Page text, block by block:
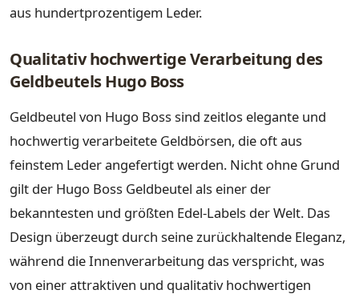
aus hundertprozentigem Leder.
Qualitativ hochwertige Verarbeitung des
Geldbeutels Hugo Boss
Geldbeutel von Hugo Boss sind zeitlos elegante und
hochwertig verarbeitete Geldbörsen, die oft aus
feinstem Leder angefertigt werden. Nicht ohne Grund
gilt der Hugo Boss Geldbeutel als einer der
bekanntesten und größten Edel-Labels der Welt. Das
Design überzeugt durch seine zurückhaltende Eleganz,
während die Innenverarbeitung das verspricht, was
von einer attraktiven und qualitativ hochwertigen